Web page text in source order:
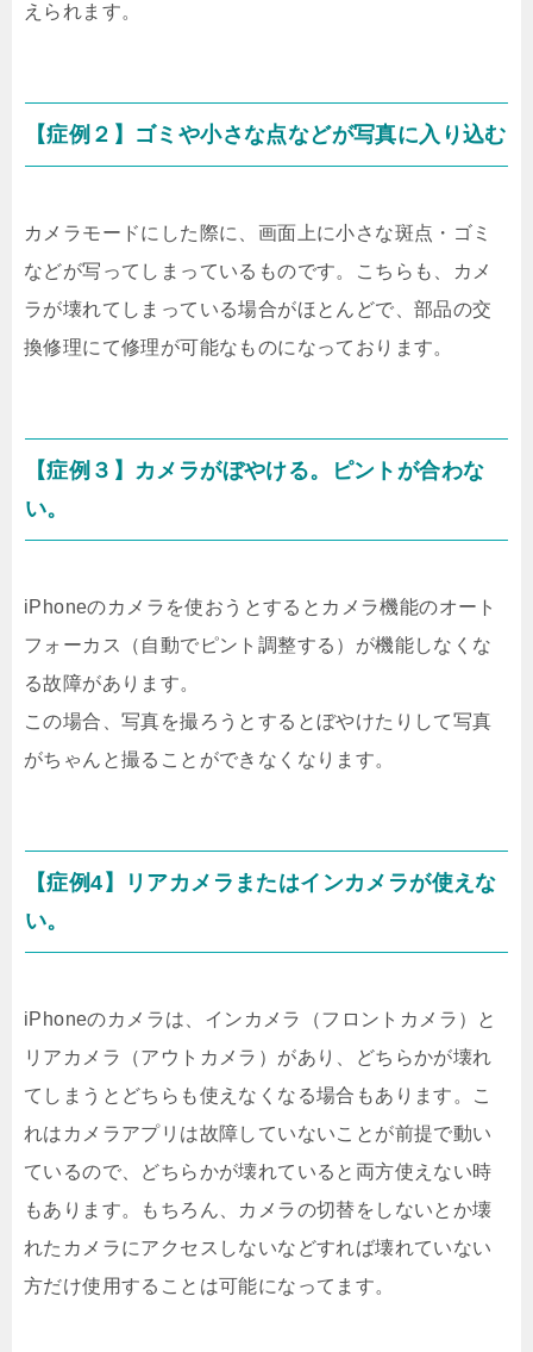
えられます。
【症例２】ゴミや小さな点などが写真に入り込む
カメラモードにした際に、画面上に小さな斑点・ゴミ
などが写ってしまっているものです。こちらも、カメ
ラが壊れてしまっている場合がほとんどで、部品の交
換修理にて修理が可能なものになっております。
【症例３】カメラがぼやける。ピントが合わな
い。
iPhoneのカメラを使おうとするとカメラ機能のオート
フォーカス（自動でピント調整する）が機能しなくな
る故障があります。
この場合、写真を撮ろうとするとぼやけたりして写真
がちゃんと撮ることができなくなります。
【症例4】リアカメラまたはインカメラが使えな
い。
iPhoneのカメラは、インカメラ（フロントカメラ）と
リアカメラ（アウトカメラ）があり、どちらかが壊れ
てしまうとどちらも使えなくなる場合もあります。こ
れはカメラアプリは故障していないことが前提で動い
ているので、どちらかが壊れていると両方使えない時
もあります。もちろん、カメラの切替をしないとか壊
れたカメラにアクセスしないなどすれば壊れていない
方だけ使用することは可能になってます。